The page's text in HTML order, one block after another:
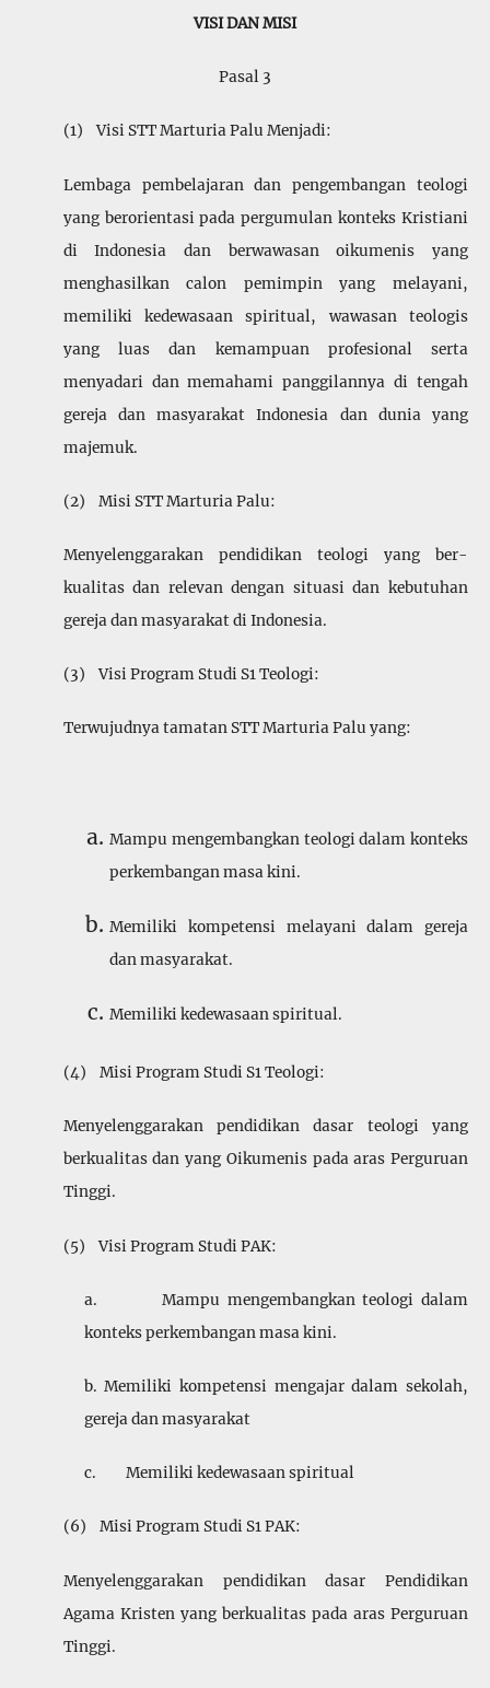
VISI DAN MISI
Pasal 3
(1) Visi STT Marturia Palu Menjadi:
Lembaga pembelajaran dan pengembangan teologi
yang berori­entasi pada pergumulan konteks Kristiani
di Indonesia dan berwawasan oikumenis yang
mengha­silkan calon pemimpin yang melayani,
memiliki ke­dewasaan spiritual, wawasan teologis
yang luas dan kemam­puan profesional serta
menyadari dan me­mahami panggilannya di tengah
gereja dan masya­rakat Indonesia dan dunia yang
maje­muk.
(2) Misi STT Marturia Palu:
Menyelenggarakan pendidikan teologi yang ber­
kualitas dan relevan dengan situasi dan kebutuhan
gereja dan masyarakat di Indonesia.
(3) Visi Program Studi S1 Teologi:
Terwujudnya tamatan STT Marturia Palu yang:
Mampu mengembangkan teologi dalam konteks
perkembangan masa kini.
Memiliki kompetensi melayani dalam gereja
dan masyarakat.
Memiliki kedewasaan spiritual.
(4) Misi Program Studi S1 Teologi:
Menyelenggarakan pendidikan dasar teologi yang
berkua­litas dan yang Oikumenis pada aras Perguruan
Tinggi.
(5) Visi Program Studi PAK:
a. Mampu mengembangkan teologi dalam
konteks perkembangan masa kini.
b. Memiliki kompetensi mengajar dalam sekolah,
gereja dan masyarakat
c. Memiliki kedewasaan spiritual
(6) Misi Program Studi S1 PAK:
Menyelenggarakan pendidikan dasar Pendidikan
Agama Kristen yang berkualitas pada aras Perguruan
Tinggi.